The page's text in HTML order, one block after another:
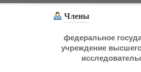
Члены
федеральное
учреждение